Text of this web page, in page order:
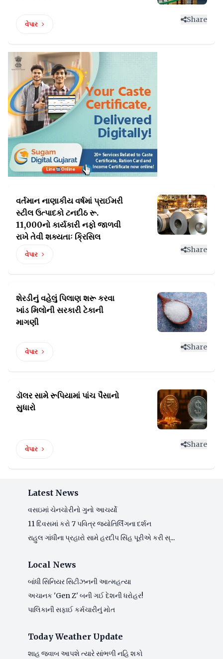
વેપાર
Share
વર્તમાન નાણાકીય વર્ષમાં પ્રાઈમરી
સ્ટીલ ઉત્પાદકો ટનદીઠરૂ.
11,000નો કાર્યકારી નફો જાળવી
રાખે તેવી શક્યતાઃ ક્રિસિલ
વેપાર
Share
શેરડીનું વહેલું પિલાણ શરૂ કરવા
ખાંડ મિલોની સરકારી ટેકાની
માગણી
વેપાર
Share
ડૉલર સામે રૂપિયામાં પાંચ પૈસાનો
સુધારો
વેપાર
Share
Latest News
વસઇમાં ચેનચોરીનો ગુનો આચર્યો
11 દિવસમાં કરો 7 પવિત્ર જ્યોતિર્લિંગના દર્શન
રાહુલ ગાંધીના પ્રહારો સામે હરદીપ સિંહ પૂરીએ કરી સ્...
Local News
બાંધી સિનિયર સિટીઝનની આત્મહત્યા
અચાનક 'Gen Z' બની ગઈ દેશની ધરોહર!
પાલિકાની સફાઈ કર્મચારીનું મોત
Today Weather Update
શાહ જવાબ આપશે ત્યારે સાંભળી નહિ શકો